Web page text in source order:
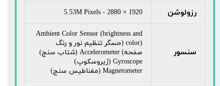
رزولوشن 1920 × 2880 - 5.53M Pixels
سنسور
Ambient Color Sensor (brightness and
color) (حسگر تنظیم نور و رنگ
صفحه) Accelerometer (شتاب سنج)
Gyroscope (ژیروسکوپ)
Magnetometer (مغناطیس سنج)